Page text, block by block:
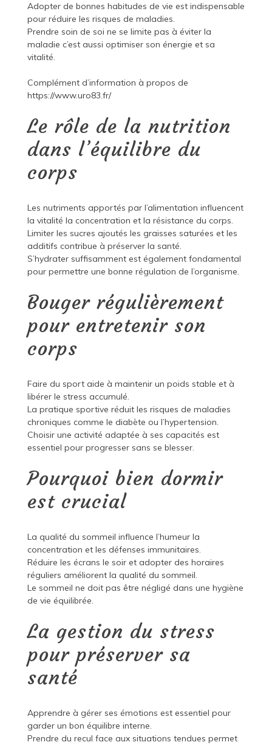
Adopter de bonnes habitudes de vie est indispensable
pour réduire les risques de maladies.
Prendre soin de soi ne se limite pas à éviter la
maladie c’est aussi optimiser son énergie et sa
vitalité.
Complément d’information à propos de
https://www.uro83.fr/
Le rôle de la nutrition
dans l’équilibre du
corps
Les nutriments apportés par l’alimentation influencent
la vitalité la concentration et la résistance du corps.
Limiter les sucres ajoutés les graisses saturées et les
additifs contribue à préserver la santé.
S’hydrater suffisamment est également fondamental
pour permettre une bonne régulation de l’organisme.
Bouger régulièrement
pour entretenir son
corps
Faire du sport aide à maintenir un poids stable et à
libérer le stress accumulé.
La pratique sportive réduit les risques de maladies
chroniques comme le diabète ou l’hypertension.
Choisir une activité adaptée à ses capacités est
essentiel pour progresser sans se blesser.
Pourquoi bien dormir
est crucial
La qualité du sommeil influence l’humeur la
concentration et les défenses immunitaires.
Réduire les écrans le soir et adopter des horaires
réguliers améliorent la qualité du sommeil.
Le sommeil ne doit pas être négligé dans une hygiène
de vie équilibrée.
La gestion du stress
pour préserver sa
santé
Apprendre à gérer ses émotions est essentiel pour
garder un bon équilibre interne.
Prendre du recul face aux situations tendues permet